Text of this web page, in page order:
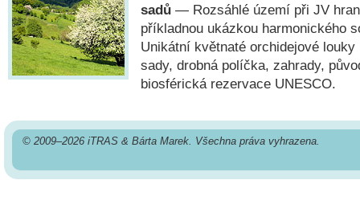
sadů — Rozsáhlé území při JV
příkladnou ukázkou harmonického
Unikátní květnaté orchidejové
sady, drobná políčka, zahrady,
biosférická rezervace UNESCO.
© 2009–2026 iTRAS & Bárta Marek. Všechna práva vyhrazena.